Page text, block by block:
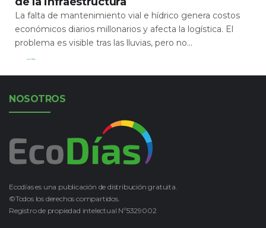
La falta de mantenimiento vial e hídrico genera costos
económicos diarios millonarios y afecta la logística. El
problema es visible tras las lluvias, pero no...
Leer Más
NOSOTROS
Ecodías es una publicación de distribución gratuita.
©Todos los derechos compartidos.
Registro de propiedad intelectual Nº5329002